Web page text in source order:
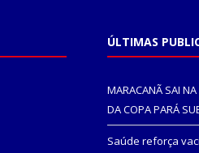
ÚLTIMAS
MARACANÃ SAI NA
DA COPA PARÁ
Saúde reforça